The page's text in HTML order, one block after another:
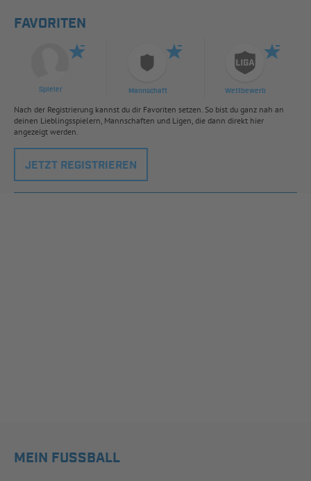
FAVORITEN
Spieler Mannschaft Wettbewerb
Nach der Registrierung kannst du dir Favoriten setzen. So bist du ganz nah an
deinen Lieblingsspielern, Mannschaften und Ligen, die dann direkt hier
angezeigt werden.
JETZT REGISTRIEREN
MEIN FUSSBALL